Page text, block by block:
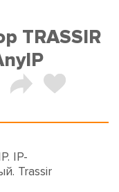
TRASSIR
IP-
Trassir